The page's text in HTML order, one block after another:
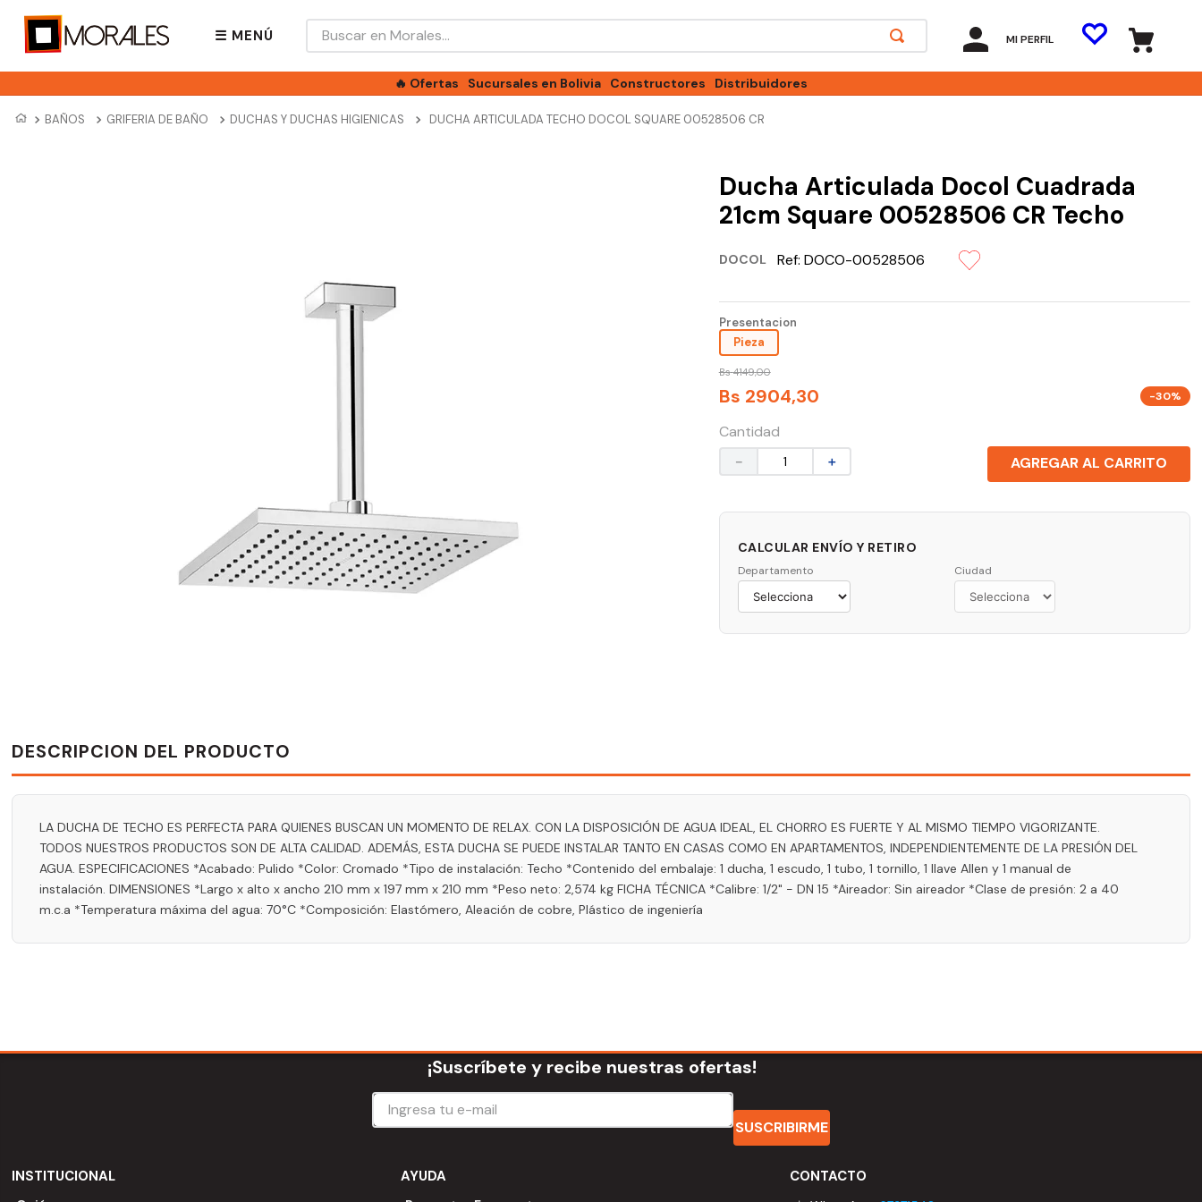
☰ MENÚ
Buscar en Morales...
MI PERFIL
🔥 Ofertas Sucursales en Bolivia Constructores Distribuidores
BAÑOS GRIFERIA DE BAÑO DUCHAS Y DUCHAS HIGIENICAS DUCHA ARTICULADA TECHO DOCOL SQUARE 00528506 CR
Ducha Articulada Docol Cuadrada
21cm Square 00528506 CR Techo
DOCOL Ref: DOCO-00528506
Presentacion
Pieza
Bs 4149,00
Bs 2904,30 -30%
Cantidad
＋
－ AGREGAR AL CARRITO
CALCULAR ENVÍO Y RETIRO
Departamento Ciudad
DESCRIPCION DEL PRODUCTO
LA DUCHA DE TECHO ES PERFECTA PARA QUIENES BUSCAN UN MOMENTO DE RELAX. CON LA DISPOSICIÓN DE AGUA IDEAL, EL CHORRO ES FUERTE Y AL MISMO TIEMPO VIGORIZANTE.
TODOS NUESTROS PRODUCTOS SON DE ALTA CALIDAD. ADEMÁS, ESTA DUCHA SE PUEDE INSTALAR TANTO EN CASAS COMO EN APARTAMENTOS, INDEPENDIENTEMENTE DE LA PRESIÓN DEL
AGUA. ESPECIFICACIONES *Acabado: Pulido *Color: Cromado *Tipo de instalación: Techo *Contenido del embalaje: 1 ducha, 1 escudo, 1 tubo, 1 tornillo, 1 llave Allen y 1 manual de
instalación. DIMENSIONES *Largo x alto x ancho 210 mm x 197 mm x 210 mm *Peso neto: 2,574 kg FICHA TÉCNICA *Calibre: 1/2" - DN 15 *Aireador: Sin aireador *Clase de presión: 2 a 40
m.c.a *Temperatura máxima del agua: 70°C *Composición: Elastómero, Aleación de cobre, Plástico de ingeniería
¡Suscríbete y recibe nuestras ofertas!
SUSCRIBIRME
INSTITUCIONAL AYUDA CONTACTO